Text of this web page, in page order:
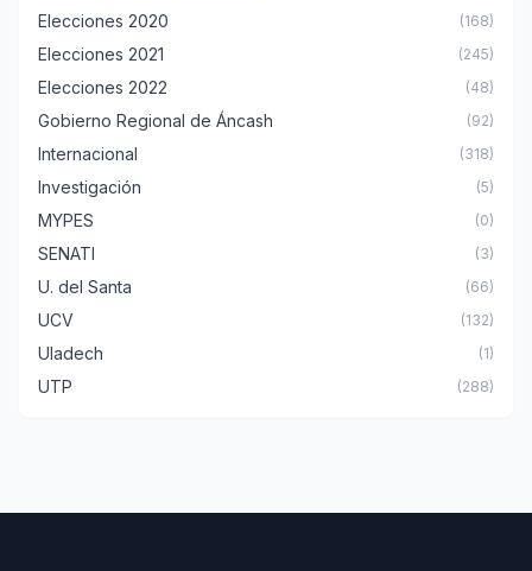
Elecciones 2020 (168)
Elecciones 2021 (245)
Elecciones 2022 (48)
Gobierno Regional de Áncash (92)
Internacional (318)
Investigación (5)
MYPES (0)
SENATI (3)
U. del Santa (66)
UCV (132)
Uladech (1)
UTP (288)